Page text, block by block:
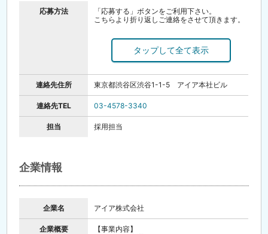
応募方法
「応募する」ボタンをご利用下さい。
こちらより折り返しご連絡をさせて頂きます。
●一次面接はオンラインにて行います。
※お電話でのご応募もお待ちしております。
連絡先住所 東京都渋谷区渋谷1-1-5 アイア本社ビル
連絡先TEL 03-4578-3340
担当 採用担当
企業情報
企業名 アイア株式会社
企業概要
【事業内容】